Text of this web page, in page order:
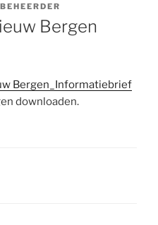
BEHEERDER
Bergen
Bergen_Informatiebrief
downloaden.